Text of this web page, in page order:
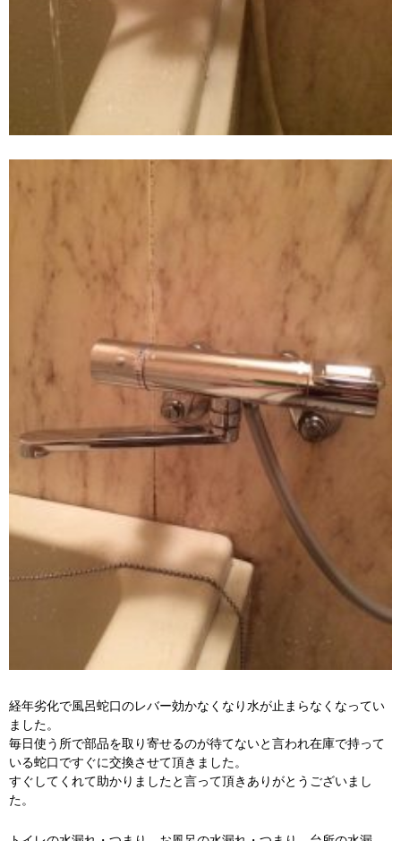
経年劣化で風呂蛇口のレバー効かなくなり水が止まらなくなってい
ました。
毎日使う所で部品を取り寄せるのが待てないと言われ在庫で持って
いる蛇口ですぐに交換させて頂きました。
すぐしてくれて助かりましたと言って頂きありがとうございまし
た。